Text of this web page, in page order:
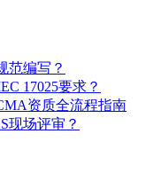
范编写？
17025要求？
资质全流程指南
现场评审？